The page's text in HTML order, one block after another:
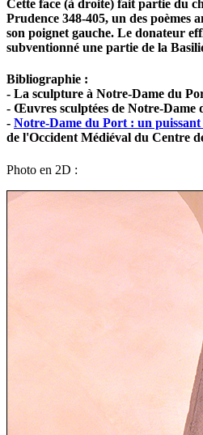
Cette face (à droite) fait partie du
Prudence 348-405, un des
son poignet gauche. Le donateur
subventionné une partie de la
Bibliographie :
- La sculpture à Notre-Dame du
- Œuvres sculptées de Notre-
- Notre-Dame du Port : un puissant
de l'Occident Médiéval du Centre
Photo en 2D :